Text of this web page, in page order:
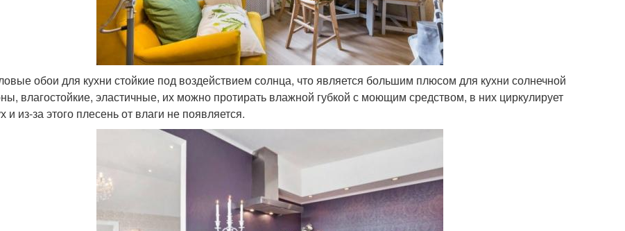
обои для кухни стойкие под воздействием солнца, что является большим плюсом для кухни солнечной
влагостойкие, эластичные, их можно протирать влажной губкой с моющим средством, в них циркулирует
и из-за этого плесень от влаги не появляется.